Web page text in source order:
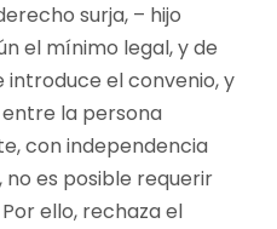
surja, – hijo
el mínimo legal, y de
introduce el convenio, y
la persona
con independencia
es posible requerir
ello, rechaza el